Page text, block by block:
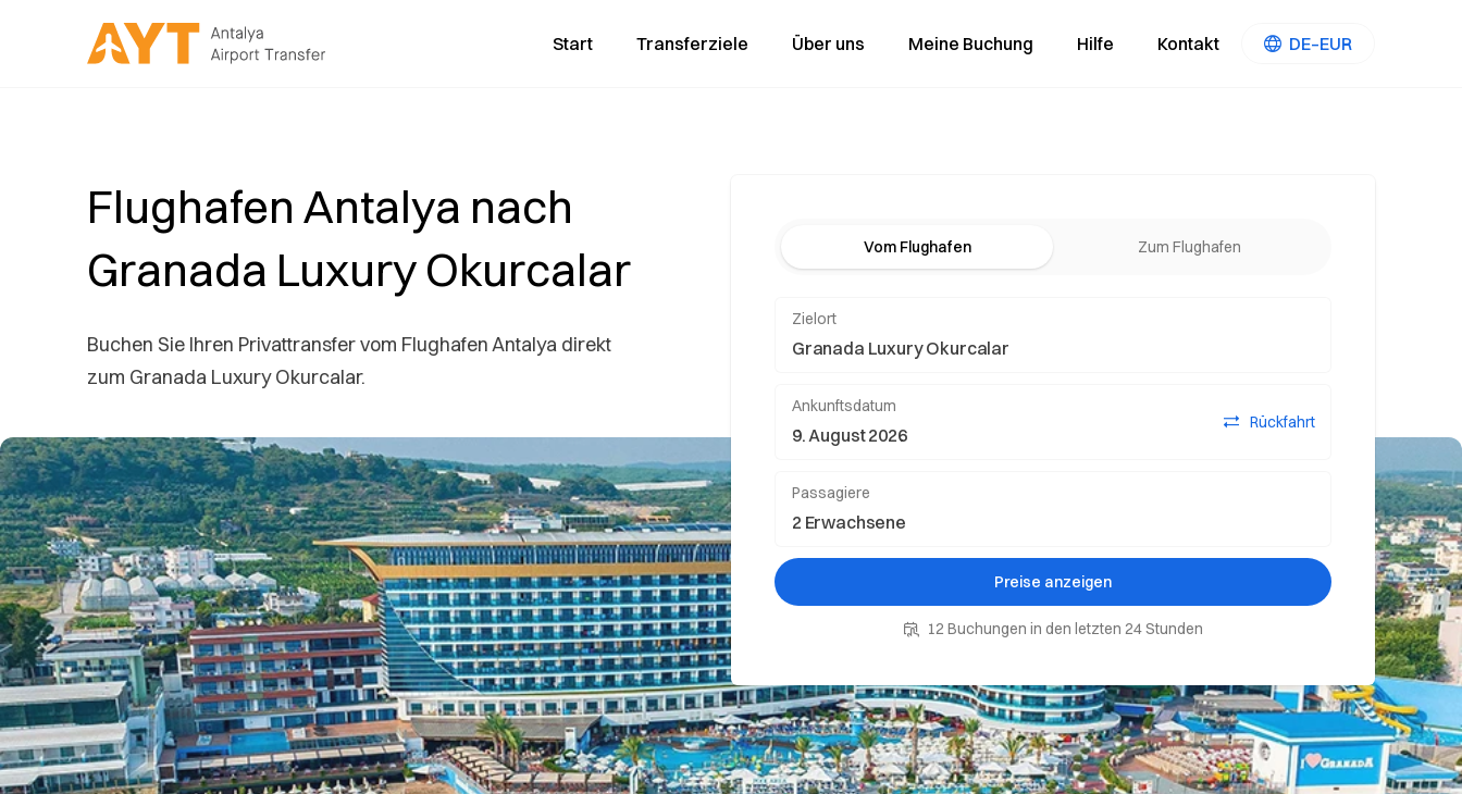
Start Transferziele Über uns Meine Buchung Hilfe Kontakt DE–EUR
Flughafen Antalya nach
Granada Luxury Okurcalar
Buchen Sie Ihren Privattransfer vom Flughafen Antalya direkt
zum Granada Luxury Okurcalar.
Vom Flughafen Zum Flughafen
Zielort
Ankunftsdatum
Rückfahrt
Passagiere
Preise anzeigen
12 Buchungen in den letzten 24 Stunden